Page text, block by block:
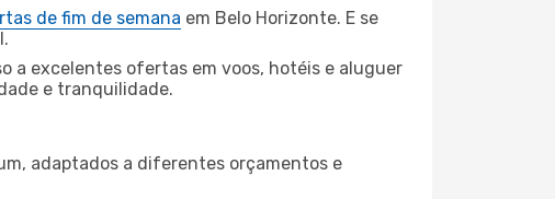
de fim de semana em Belo Horizonte. E se
a excelentes ofertas em voos, hotéis e aluguer
e tranquilidade.
adaptados a diferentes orçamentos e